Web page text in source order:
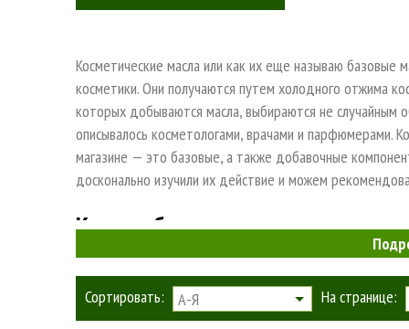
Косметические масла или как их еще называю базовые
косметики. Они получаются путем холодного отжима
которых добываются масла, выбираются не случайным
описывалось косметологами, врачами и парфюмерами.
магазине — это базовые, а также добавочные
досконально изучили их действие и можем
Какими бывают косметические
Если говорить о форме подачи, то у нас вы найдете:
Баттеры — твердые масла. Такие идеально
Сортировать: А-Я На странице: